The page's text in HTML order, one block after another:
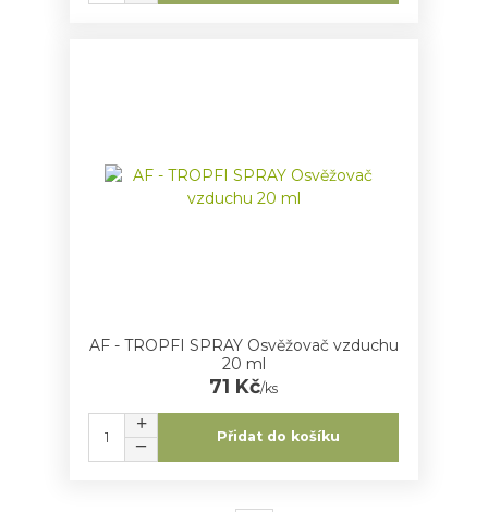
AF - TROPFI SPRAY Osvěžovač vzduchu
20 ml
71 Kč/ks
Přidat do košíku